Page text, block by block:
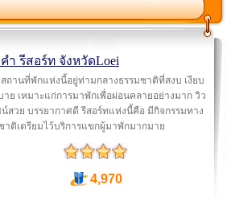
ำ รีสอร์ท จังหวัดLoei
สถานที่พักแห่งนี้อยู่ท่ามกลางธรรมชาติที่สงบ เงียบ
าย เหมาะแก่การมาพักเพื่อผ่อนคลายอย่างมาก วิว
สวย บรรยากาศดี รีสอร์ทแห่งนี้คือ มีกิจกรรมทาง
าติเตรียมไว้บริการแขกผู้มาพักมากมาย
4,970